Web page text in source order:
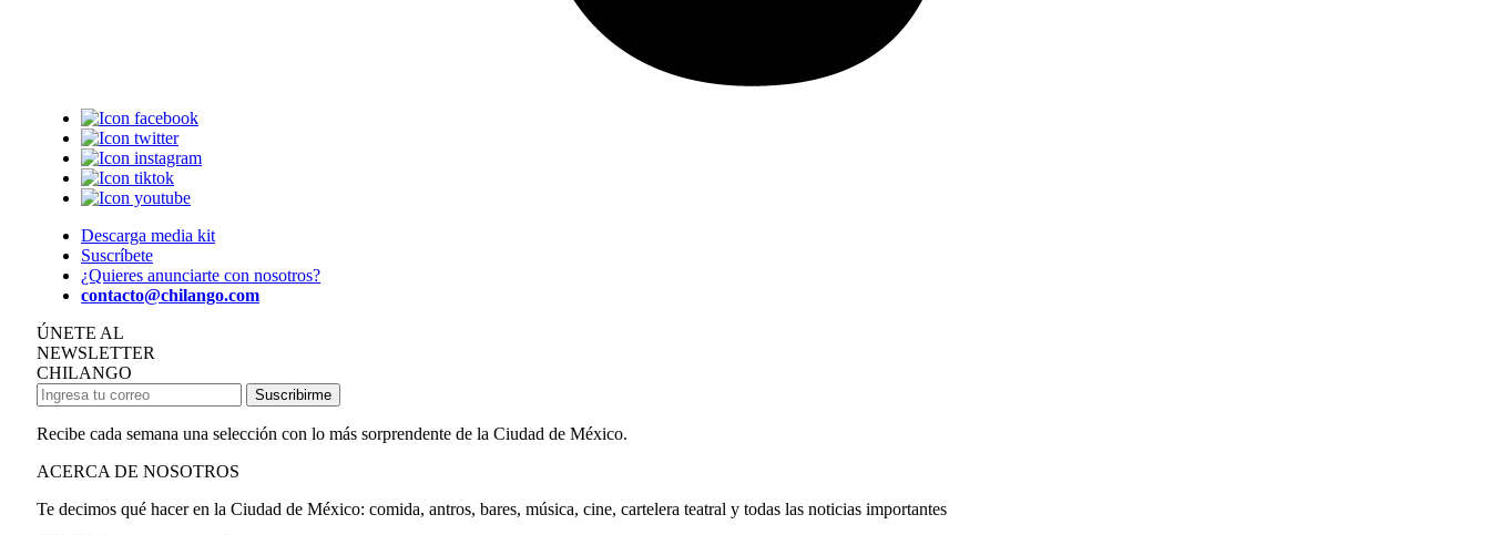
Descarga media kit
Suscríbete
¿Quieres anunciarte con nosotros?
contacto@chilango.com
ÚNETE AL
NEWSLETTER
CHILANGO
Suscribirme
Recibe cada semana una selección con lo más sorprendente de la Ciudad de México.
ACERCA DE NOSOTROS
Te decimos qué hacer en la Ciudad de México: comida, antros, bares, música, cine, cartelera teatral y todas las noticias importantes